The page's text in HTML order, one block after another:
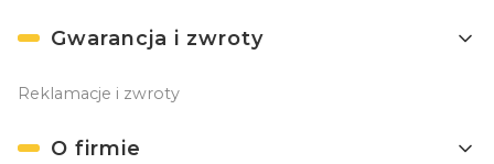
Gwarancja i zwroty
Reklamacje i zwroty
O firmie